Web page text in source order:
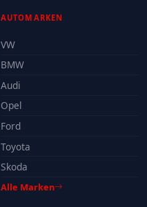
AUTOMARKEN
VW
BMW
Audi
Opel
Ford
Toyota
Skoda
Alle Marken